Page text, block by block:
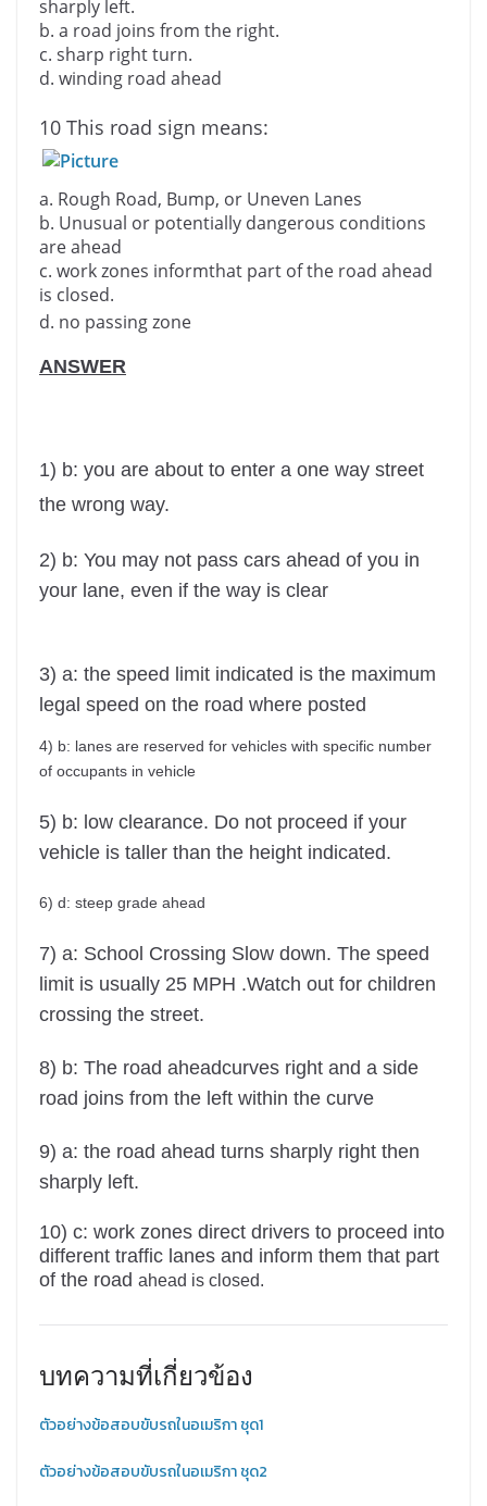
sharply left.
b. a road joins from the right.
c. sharp right turn.
d. winding road ahead
10 This road sign means:
a. Rough Road, Bump, or Uneven Lanes
b. Unusual or potentially dangerous conditions
are ahead
c. work zones informthat part of the road ahead
is closed.
d. no passing zone
ANSWER
1) b: you are about to enter a one way street
the wrong way.
2) b: You may not pass cars ahead of you in
your lane, even if the way is clear
3) a: the speed limit indicated is the maximum
legal speed on the road where posted
4) b: lanes are reserved for vehicles with specific number
of occupants in vehicle
5) b: low clearance. Do not proceed if your
vehicle is taller than the height indicated.
6) d: steep grade ahead
7) a: School Crossing Slow down. The speed
limit is usually 25 MPH .Watch out for children
crossing the street.
8) b: The road aheadcurves right and a side
road joins from the left within the curve
9) a: the road ahead turns sharply right then
sharply left.
10) c: work zones direct drivers to proceed into
different traffic lanes and inform them that part
of the road ahead is closed.
บทความที่เกี่ยวข้อง
ตัวอย่างข้อสอบขับรถในอเมริกา ชุด1
ตัวอย่างข้อสอบขับรถในอเมริกา ชุด2